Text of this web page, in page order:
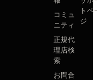
コミュ
ニティ
正規代
理店検
索
お問合
トペ
ジ